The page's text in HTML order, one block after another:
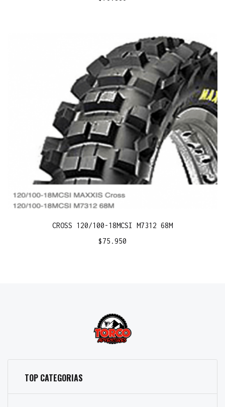
CROSS 120/100-18MCSI M7312 68M
$75.950
TOP CATEGORIAS